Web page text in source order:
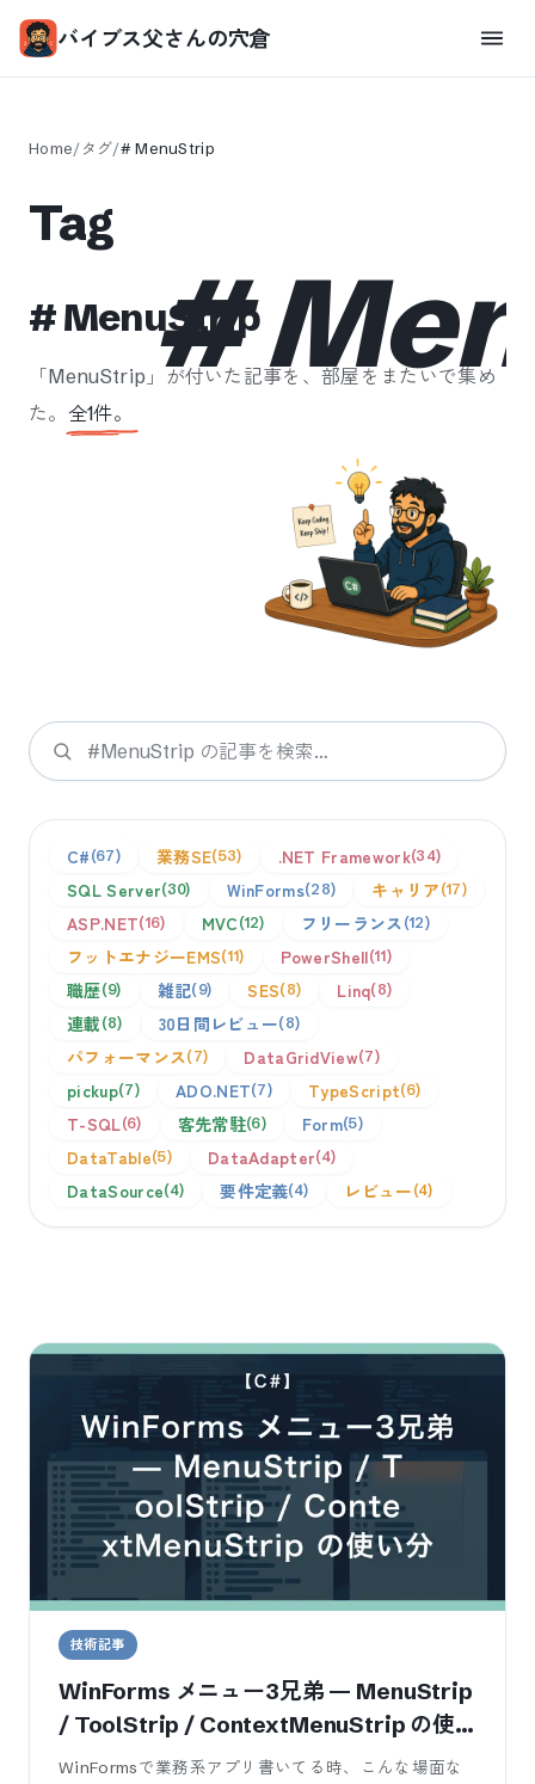
バイブス父さんの穴倉
Home/タグ/#MenuStrip
#
Tag
#MenuStrip
「MenuStrip 」が付いた記事を、部屋をまたいで集め
た。 全1件。
検索
C# 67 業務SE 53 .NET Framework 34
SQL Server 30 WinForms 28 キャリア 17
ASP.NET 16 MVC 12 フリーランス 12
フットエナジーEMS 11 PowerShell 11
職歴 9 雑記 9 SES 8 Linq 8
連載 8 30日間レビュー 8
パフォーマンス 7 DataGridView 7
pickup 7 ADO.NET 7 TypeScript 6
T-SQL 6 客先常駐 6 Form 5
DataTable 5 DataAdapter 4
DataSource 4 要件定義 4 レビュー 4
技術記事
WinForms メニュー3兄弟 — MenuStrip
/ ToolStrip / ContextMenuStrip の使
い分けと DataGridView 連携
WinFormsで業務系アプリ書いてる時、こんな場面な